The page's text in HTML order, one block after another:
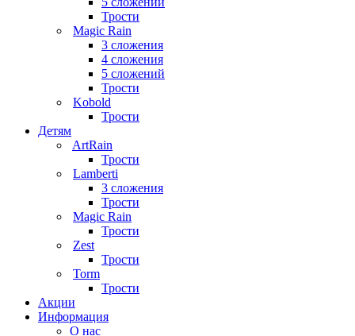
Трости
Magic Rain
3 сложения
4 сложения
5 сложений
Трости
Kobold
Трости
Детям
ArtRain
Трости
Lamberti
3 сложения
Трости
Magic Rain
Трости
Zest
Трости
Torm
Трости
Акции
Информация
О нас